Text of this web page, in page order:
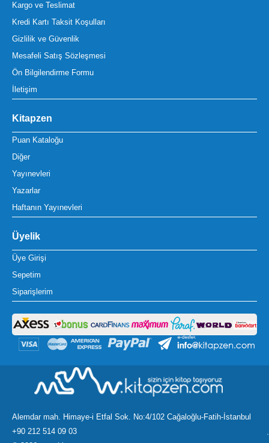
Kargo ve Teslimat
Kredi Kartı Taksit Koşulları
Gizlilik ve Güvenlik
Mesafeli Satış Sözleşmesi
Ön Bilgilendirme Formu
İletişim
Kitapzen
Puan Kataloğu
Diğer
Yayınevleri
Yazarlar
Haftanın Yayınevleri
Üyelik
Üye Girişi
Sepetim
Siparişlerim
Alemdar mah. Himaye-i Etfal Sok. No:4/102 Cağaloğlu-Fatih-İstanbul
+90 212 514 09 03